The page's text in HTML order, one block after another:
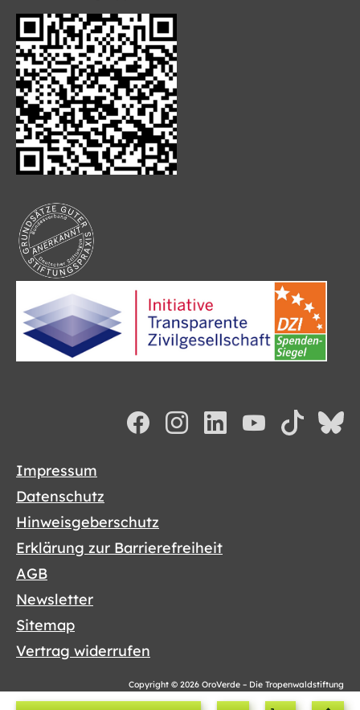
Impressum
Datenschutz
Hinweisgeberschutz
Erklärung zur Barrierefreiheit
AGB
Newsletter
Sitemap
Vertrag widerrufen
Copyright © 2026 OroVerde – Die Tropenwaldstiftung
Cookies sind lecker!